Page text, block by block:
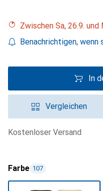
Zwischen Sa, 26.9.
Benachrichtigen, wenn
In
Vergleichen
kostenloser Versand
Farbe 107